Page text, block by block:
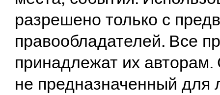
разрешено только с
правообладателей. Все
принадлежат их
не предназначенный